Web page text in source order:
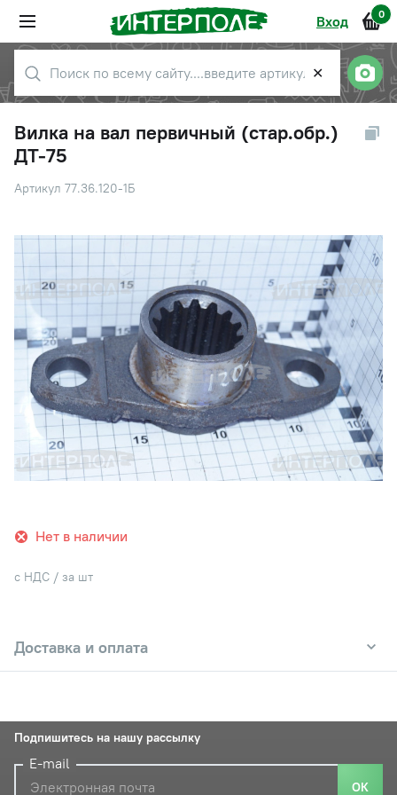
Вход 0
✕
Вилка на вал первичный (стар.обр.)
ДТ-75
Артикул 77.36.120-1Б
Нет в наличии
с НДС / за шт
Доставка и оплата
Подпишитесь на нашу рассылку
E-mail
ОК